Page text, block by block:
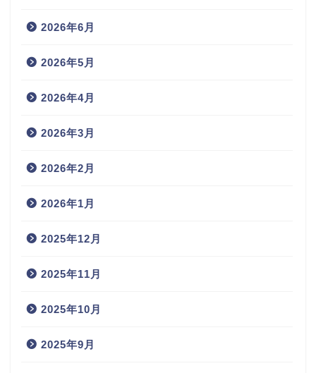
2026年6月
2026年5月
2026年4月
2026年3月
2026年2月
2026年1月
2025年12月
2025年11月
2025年10月
2025年9月